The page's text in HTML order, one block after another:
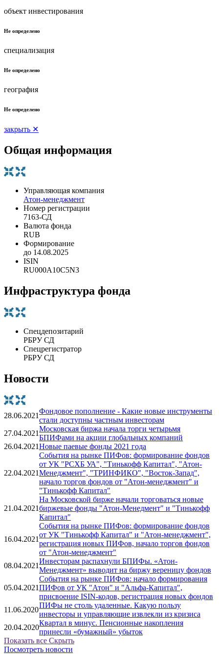
объект инвестирования
Не определено
специализация
Не определено
география
Не определено
закрыть ✕
Общая информация
Управляющая компания
Атон-менеджмент
Номер регистрации
7163-СД
Валюта фонда
RUB
Формирование
до 14.08.2025
ISIN
RU000A10C5N3
Инфраструктура фонда
Спецдепозитарий
РБРУ СД
Спецрегистратор
РБРУ СД
Новости
28.06.2021
Фондовое пополнение - Какие новые инструменты
стали доступны частным инвесторам
27.04.2021
Московская биржа начала торги четырьмя
БПИФами на акции глобальных компаний
26.04.2021Новые паевые фонды 2021 года
22.04.2021
События на рынке ПИФов: формирование фондов
от УК "РСХБ УА", "Тинькофф Капитал", "Атон-
Менеджмент", "ТРИНФИКО", "Восток-Запад",
начало торгов фондов от "Атон-менеджмент" и
"Тинькофф Капитал"
21.04.2021
На Московской бирже начали торговаться новые
биржевые фонды "Атон-Менедмент" и "Тинькофф
Капитал"
16.04.2021
События на рынке ПИФов: формирование фондов
от УК "Тинькофф Капитал" и "Атон-менеджмент",
регистрация новых ПИФов, начало торгов фондов
от "Атон-менеджмент"
08.04.2021
Инвесторам распахнули БПИФы. «Атон-
Менеджмент» выводит на биржу вереницу фондов
05.04.2021
События на рынке ПИФов: начало формирования
ПИФов от УК "Атон" и "Альфа-Капитал",
присвоение ISIN-кодов, регистрация новых фондов
11.06.2020
ПИФы не столь удаленные. Какую пользу
инвесторы и управляющие извлекли из кризиса
20.04.2020
Квартал в минус. Пенсионные накопления
принесли «бумажный» убыток
Показать все Скрыть
Посмотреть новости